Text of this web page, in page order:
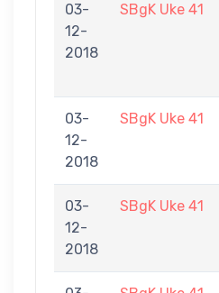
03-
12-
2018
SBgK Uke 41
03-
12-
2018
SBgK Uke 41
03-
12-
2018
SBgK Uke 41